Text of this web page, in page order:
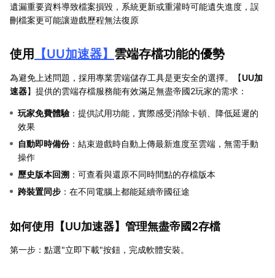
遺漏重要資料導致檔案損毀，系統更新或重灌時可能遺失進度，誤
刪檔案更可能讓遊戲歷程無法復原
使用 【UU加速器】 雲端存檔功能的優勢
為避免上述問題，採用專業雲端儲存工具是更安全的選擇。【UU加
速器】提供的雲端存檔服務能有效滿足無盡帝國2玩家的需求：
玩家免費體驗 ：提供試用功能，實際感受消除卡頓、降低延遲的
效果
自動即時備份：結束遊戲時自動上傳最新進度至雲端，無需手動
操作
歷史版本回溯 ：可查看與還原不同時間點的存檔版本
跨裝置同步 ：在不同電腦上都能延續帝國征途
如何使用【UU加速器】管理無盡帝國2存檔
第一步：點選"立即下載"按鈕，完成軟體安裝。